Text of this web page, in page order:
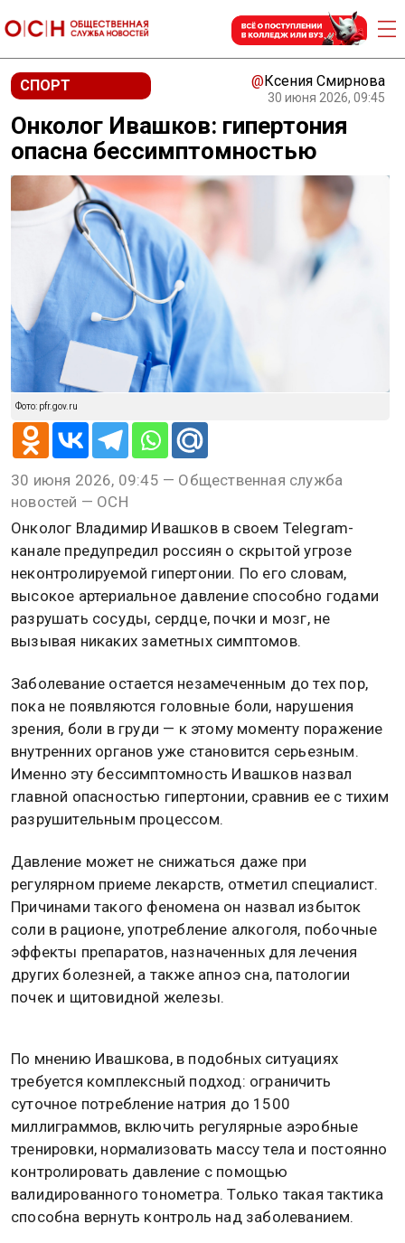
СПОРТ @Ксения Смирнова
30 июня 2026, 09:45
Онколог Ивашков: гипертония
опасна бессимптомностью
Фото: pfr.gov.ru
30 июня 2026, 09:45 — Общественная служба
новостей — ОСН
Онколог Владимир Ивашков в своем Telegram-
канале предупредил россиян о скрытой угрозе
неконтролируемой гипертонии. По его словам,
высокое артериальное давление способно годами
разрушать сосуды, сердце, почки и мозг, не
вызывая никаких заметных симптомов.
Заболевание остается незамеченным до тех пор,
пока не появляются головные боли, нарушения
зрения, боли в груди — к этому моменту поражение
внутренних органов уже становится серьезным.
Именно эту бессимптомность Ивашков назвал
главной опасностью гипертонии, сравнив ее с тихим
разрушительным процессом.
Давление может не снижаться даже при
регулярном приеме лекарств, отметил специалист.
Причинами такого феномена он назвал избыток
соли в рационе, употребление алкоголя, побочные
эффекты препаратов, назначенных для лечения
других болезней, а также апноэ сна, патологии
почек и щитовидной железы.
По мнению Ивашкова, в подобных ситуациях
требуется комплексный подход: ограничить
суточное потребление натрия до 1500
миллиграммов, включить регулярные аэробные
тренировки, нормализовать массу тела и постоянно
контролировать давление с помощью
валидированного тонометра. Только такая тактика
способна вернуть контроль над заболеванием.